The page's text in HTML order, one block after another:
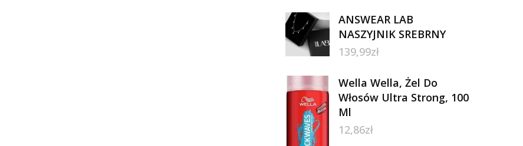
ANSWEAR LAB
NASZYJNIK SREBRNY
139,99zł
Wella Wella, Żel Do
Włosów Ultra Strong, 100
Ml
12,86zł